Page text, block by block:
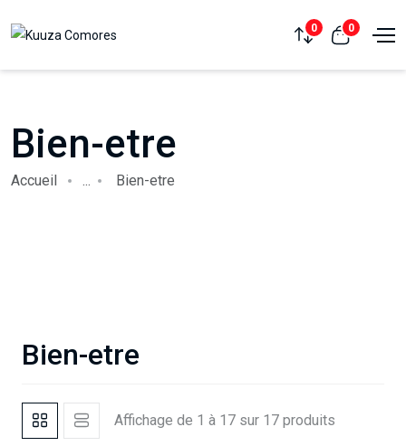
0 0
Bien-etre
Accueil ... Bien-etre
Bien-etre
Affichage de 1 à 17 sur 17 produits